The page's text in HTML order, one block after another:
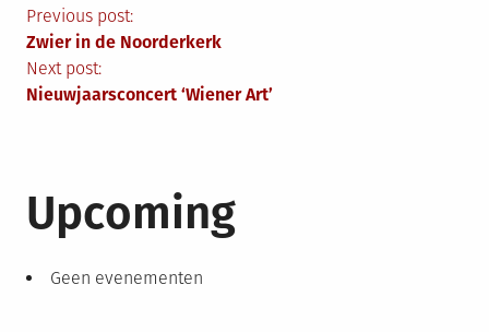
Berichtnavigatie
Previous post:
Zwier in de Noorderkerk
Next post:
Nieuwjaarsconcert ‘Wiener Art’
Upcoming
Geen evenementen